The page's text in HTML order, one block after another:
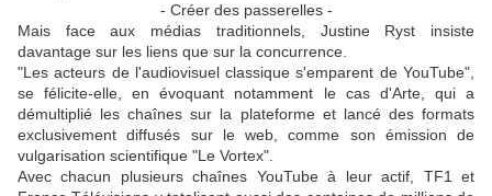
- Créer des passerelles -
Mais face aux médias traditionnels, Justine Ryst insiste
davantage sur les liens que sur la concurrence.
"Les acteurs de l'audiovisuel classique s'emparent de YouTube",
se félicite-elle, en évoquant notamment le cas d'Arte, qui a
démultiplié les chaînes sur la plateforme et lancé des formats
exclusivement diffusés sur le web, comme son émission de
vulgarisation scientifique "Le Vortex".
Avec chacun plusieurs chaînes YouTube à leur actif, TF1 et